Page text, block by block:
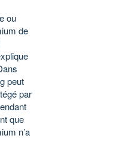
ou
de
peut
par
que
n’a